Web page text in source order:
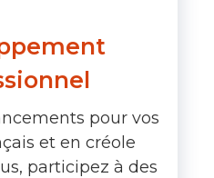
pour vos
et en créole
participez à des